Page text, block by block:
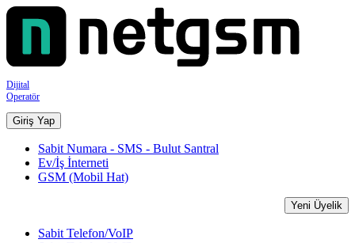
Dijital
Operatör
Giriş Yap
Sabit Numara - SMS - Bulut Santral
Ev/İş İnterneti
GSM (Mobil Hat)
Yeni Üyelik
Sabit Telefon/VoIP